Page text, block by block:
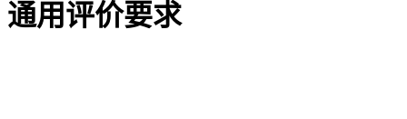
通用评价要求